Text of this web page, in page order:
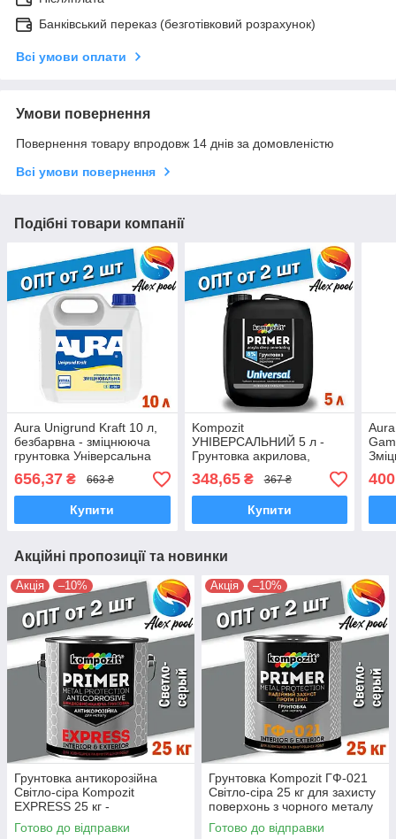
Банківський переказ (безготівковий розрахунок)
Всі умови оплати
Умови повернення
Повернення товару впродовж 14 днів за домовленістю
Всі умови повернення
Подібні товари компанії
Aura Unigrund Kraft 10 л,
безбарвна - зміцнююча
грунтовка Універсальна
глибокого проникнення
656,37 ₴ 663 ₴
Купити
Kompozit
УНІВЕРСАЛЬНИЙ 5 л -
Грунтовка акрилова,
зміцнююча, склад
глибокого проникнення
348,65₴ 367 ₴
Купити
для
Акційні пропозиції та новинки
Акція –10%
Грунтовка антикорозійна
Світло-сіра Kompozit
EXPRESS 25 кг -
Швидковисихаюча уретан-
алкідна
Готово до відправки
Акція –10%
Грунтовка Kompozit ГФ-021
Світло-сіра 25 кг для захисту
поверхонь з чорного металу
Готово до відправки